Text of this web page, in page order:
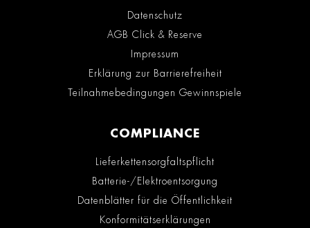
Datenschutz
AGB Click & Reserve
Impressum
Erklärung zur Barrierefreiheit
Teilnahmebedingungen Gewinnspiele
COMPLIANCE
Lieferkettensorgfaltspflicht
Batterie-/Elektroentsorgung
Datenblätter für die Öffentlichkeit
Konformitätserklärungen